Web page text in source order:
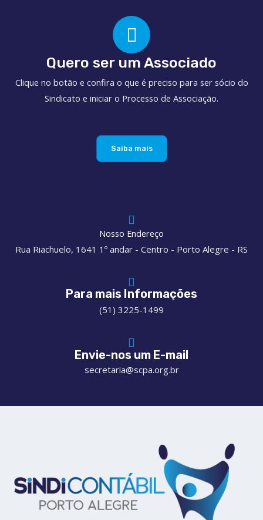
Quero ser um Associado
Clique no botão e confira o que é preciso para ser sócio do
Sindicato e iniciar o Processo de Associação.
Saiba mais
Nosso Endereço
Rua Riachuelo, 1641 1º andar - Centro - Porto Alegre - RS
Para mais Informações
(51) 3225-1499
Envie-nos um E-mail
secretaria@scpa.org.br